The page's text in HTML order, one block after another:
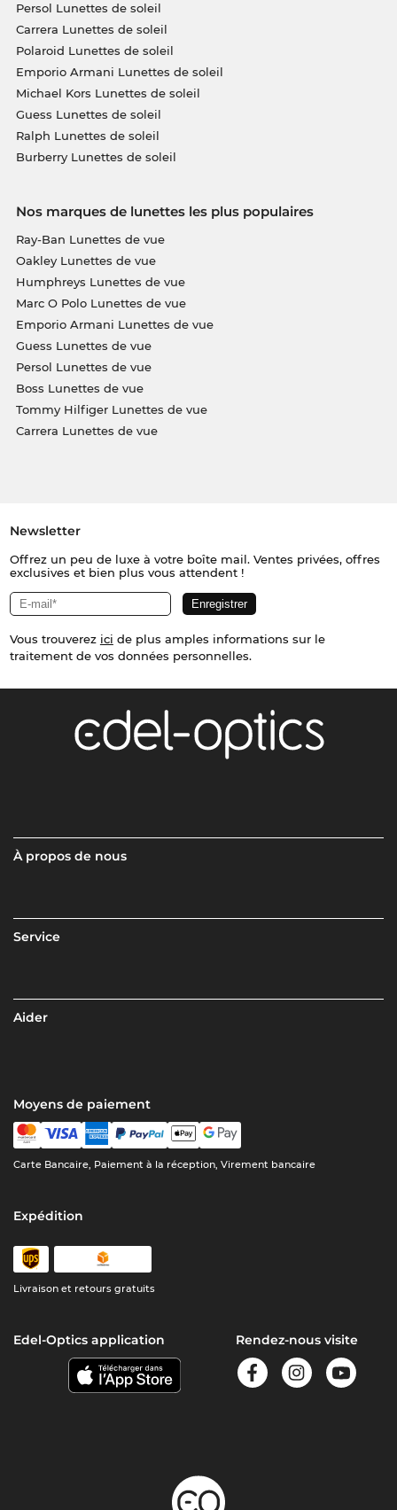
Persol Lunettes de soleil
Carrera Lunettes de soleil
Polaroid Lunettes de soleil
Emporio Armani Lunettes de soleil
Michael Kors Lunettes de soleil
Guess Lunettes de soleil
Ralph Lunettes de soleil
Burberry Lunettes de soleil
Nos marques de lunettes les plus populaires
Ray-Ban Lunettes de vue
Oakley Lunettes de vue
Humphreys Lunettes de vue
Marc O Polo Lunettes de vue
Emporio Armani Lunettes de vue
Guess Lunettes de vue
Persol Lunettes de vue
Boss Lunettes de vue
Tommy Hilfiger Lunettes de vue
Carrera Lunettes de vue
Newsletter
Offrez un peu de luxe à votre boîte mail. Ventes privées, offres
exclusives et bien plus vous attendent !
Vous trouverez ici de plus amples informations sur le
traitement de vos données personnelles.
À propos de nous
Service
Aider
Moyens de paiement
Carte Bancaire, Paiement à la réception, Virement bancaire
Expédition
Livraison et retours gratuits
Edel-Optics application Rendez-nous visite